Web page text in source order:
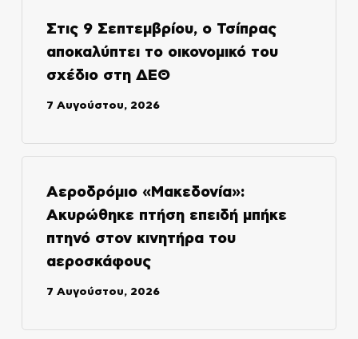
Στις 9 Σεπτεμβρίου, ο Τσίπρας
αποκαλύπτει το οικονομικό του
σχέδιο στη ΔΕΘ
7 Αυγούστου, 2026
Αεροδρόμιο «Μακεδονία»:
Ακυρώθηκε πτήση επειδή μπήκε
πτηνό στον κινητήρα του
αεροσκάφους
7 Αυγούστου, 2026